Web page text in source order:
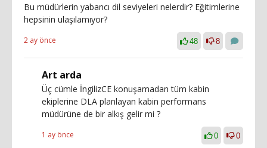
Bu müdürlerin yabancı dil seviyeleri nelerdir? Eğitimlerine
hepsinin ulaşılamıyor?
2 ay önce 48 8
Art arda
Üç cümle İngilizCE konuşamadan tüm kabin
ekiplerine DLA planlayan kabin performans
müdürüne de bir alkış gelir mi ?
1 ay önce 0 0